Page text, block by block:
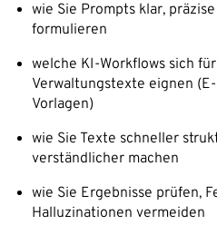
wie Sie Prompts klar,
formulieren
welche KI-Workflows sich
Verwaltungstexte eignen
Vorlagen)
wie Sie Texte schneller
verständlicher machen
wie Sie Ergebnisse prüfen,
Halluzinationen vermeiden